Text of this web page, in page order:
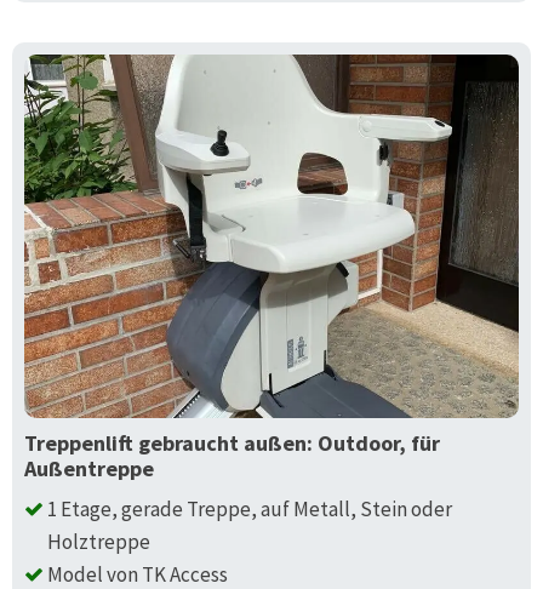
Treppenlift gebraucht außen: Outdoor, für
Außentreppe
1 Etage, gerade Treppe, auf Metall, Stein oder
Holztreppe
Model von TK Access